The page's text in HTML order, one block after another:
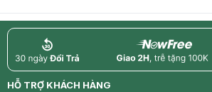
return nowfree
HỖ TRỢ KHÁCH HÀNG